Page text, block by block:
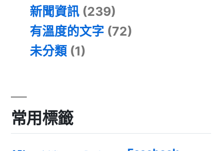
新聞資訊 (239)
有溫度的文字 (72)
未分類 (1)
常用標籤